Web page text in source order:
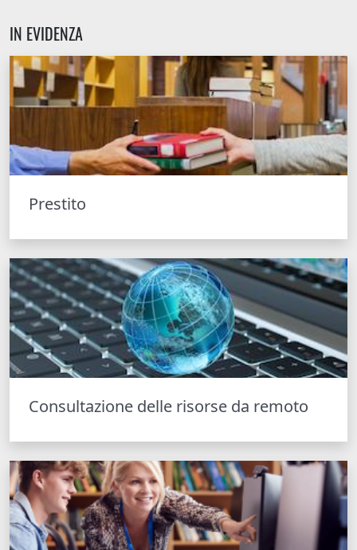
IN EVIDENZA
Prestito
Consultazione delle risorse da remoto